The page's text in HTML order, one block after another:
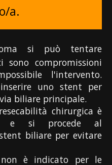
a.
si può tentare
sono compromissioni
l'intervento.
uno stent per
biliare principale.
chirurgica è
e si procede al
biliare per evitare
è indicato per le